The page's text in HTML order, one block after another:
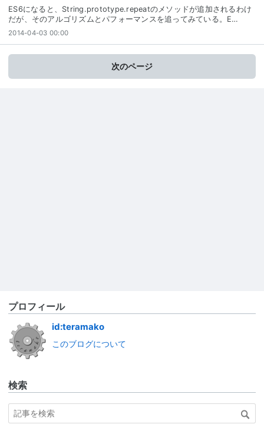
ES6になると、String.prototype.repeatのメソッドが追加されるわけ
だが、そのアルゴリズムとパフォーマンスを追ってみている。E…
2014-04-03 00:00
次のページ
プロフィール
id:teramako
このブログについて
検索